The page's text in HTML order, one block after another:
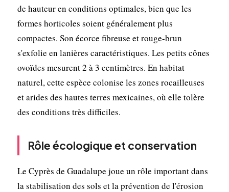
de hauteur en conditions optimales, bien que les
formes horticoles soient généralement plus
compactes. Son écorce fibreuse et rouge-brun
s'exfolie en lanières caractéristiques. Les petits cônes
ovoïdes mesurent 2 à 3 centimètres. En habitat
naturel, cette espèce colonise les zones rocailleuses
et arides des hautes terres mexicaines, où elle tolère
des conditions très difficiles.
Rôle écologique et conservation
Le Cyprès de Guadalupe joue un rôle important dans
la stabilisation des sols et la prévention de l'érosion